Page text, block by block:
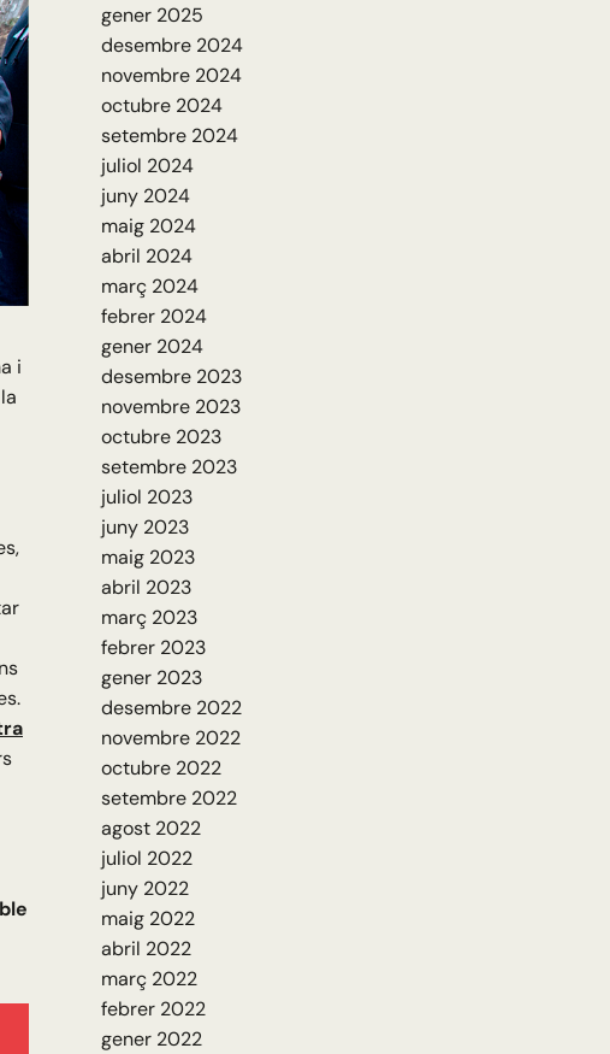
i
gener 2025
desembre 2024
novembre 2024
octubre 2024
setembre 2024
juliol 2024
juny 2024
maig 2024
abril 2024
març 2024
febrer 2024
gener 2024
desembre 2023
novembre 2023
octubre 2023
setembre 2023
juliol 2023
juny 2023
maig 2023
abril 2023
març 2023
febrer 2023
gener 2023
desembre 2022
novembre 2022
octubre 2022
setembre 2022
agost 2022
juliol 2022
juny 2022
maig 2022
abril 2022
març 2022
febrer 2022
gener 2022